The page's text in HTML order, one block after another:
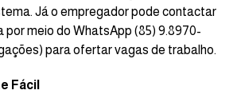
Já o empregador pode contactar
por meio do WhatsApp (85) 9.8970-
para ofertar vagas de trabalho.
Fácil